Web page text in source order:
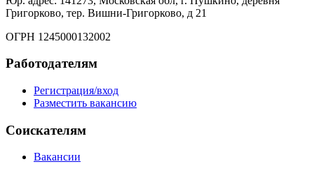
Григорково, тер. Вишни-Григорково, д 21
ОГРН 1245000132002
Работодателям
Регистрация/вход
Разместить вакансию
Соискателям
Вакансии